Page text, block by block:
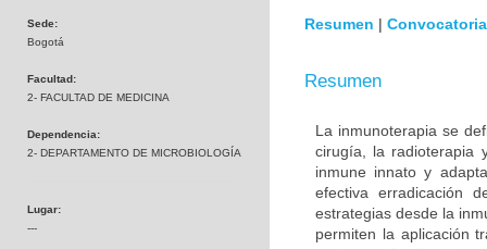
Sede:
Bogotá
Facultad:
2- FACULTAD DE MEDICINA
Dependencia:
2- DEPARTAMENTO DE MICROBIOLOGÍA
Lugar:
---
Resumen | Convocatoria
Resumen
La inmunoterapia se
cirugía, la radioterapia
inmune innato y
efectiva erradicación
estrategias desde la
permiten la aplicación